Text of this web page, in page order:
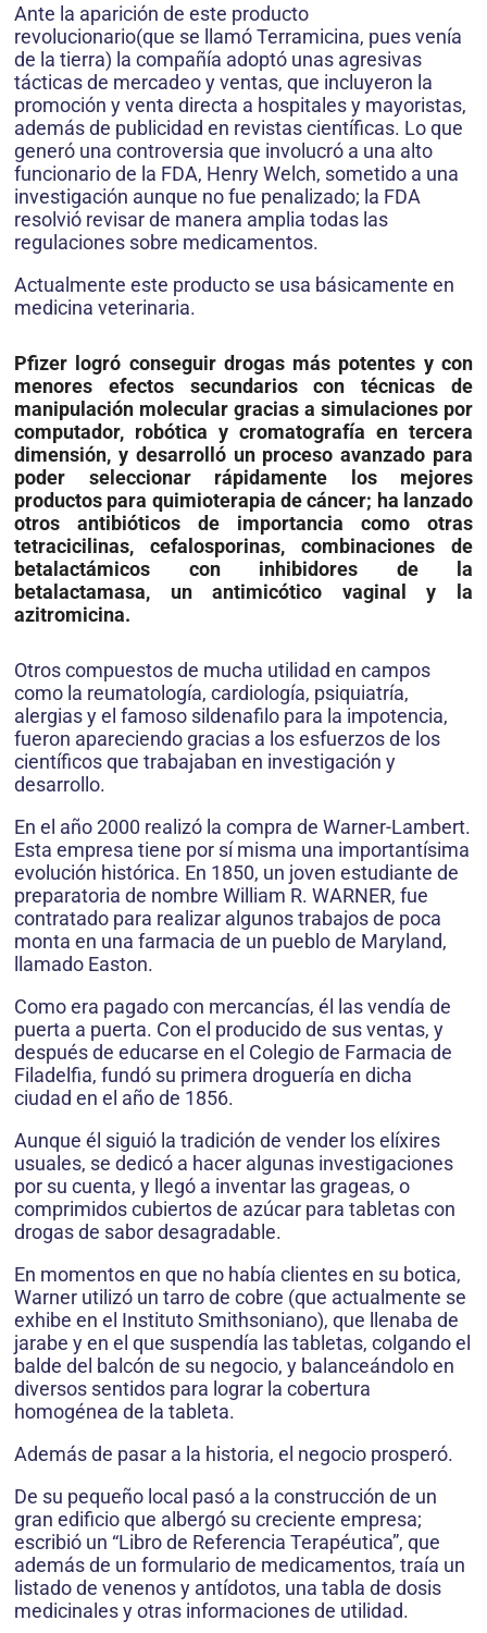
Ante la aparición de este producto
revolucionario(que se llamó Terramicina, pues venía
de la tierra) la compañía adoptó unas agresivas
tácticas de mercadeo y ventas, que incluyeron la
promoción y venta directa a hospitales y mayoristas,
además de publicidad en revistas científicas. Lo que
generó una controversia que involucró a una alto
funcionario de la FDA, Henry Welch, sometido a una
investigación aunque no fue penalizado; la FDA
resolvió revisar de manera amplia todas las
regulaciones sobre medicamentos.
Actualmente este producto se usa básicamente en
medicina veterinaria.
Pfizer logró conseguir drogas más potentes y con
menores efectos secundarios con técnicas de
manipulación molecular gracias a simulaciones por
computador, robótica y cromatografía en tercera
dimensión, y desarrolló un proceso avanzado para
poder seleccionar rápidamente los mejores
productos para quimioterapia de cáncer; ha lanzado
otros antibióticos de importancia como otras
tetracicilinas, cefalosporinas, combinaciones de
betalactámicos con inhibidores de la
betalactamasa, un antimicótico vaginal y la
azitromicina.
Otros compuestos de mucha utilidad en campos
como la reumatología, cardiología, psiquiatría,
alergias y el famoso sildenafilo para la impotencia,
fueron apareciendo gracias a los esfuerzos de los
científicos que trabajaban en investigación y
desarrollo.
En el año 2000 realizó la compra de Warner-Lambert.
Esta empresa tiene por sí misma una importantísima
evolución histórica. En 1850, un joven estudiante de
preparatoria de nombre William R. WARNER, fue
contratado para realizar algunos trabajos de poca
monta en una farmacia de un pueblo de Maryland,
llamado Easton.
Como era pagado con mercancías, él las vendía de
puerta a puerta. Con el producido de sus ventas, y
después de educarse en el Colegio de Farmacia de
Filadelfia, fundó su primera droguería en dicha
ciudad en el año de 1856.
Aunque él siguió la tradición de vender los elíxires
usuales, se dedicó a hacer algunas investigaciones
por su cuenta, y llegó a inventar las grageas, o
comprimidos cubiertos de azúcar para tabletas con
drogas de sabor desagradable.
En momentos en que no había clientes en su botica,
Warner utilizó un tarro de cobre (que actualmente se
exhibe en el Instituto Smithsoniano), que llenaba de
jarabe y en el que suspendía las tabletas, colgando el
balde del balcón de su negocio, y balanceándolo en
diversos sentidos para lograr la cobertura
homogénea de la tableta.
Además de pasar a la historia, el negocio prosperó.
De su pequeño local pasó a la construcción de un
gran edificio que albergó su creciente empresa;
escribió un “Libro de Referencia Terapéutica”, que
además de un formulario de medicamentos, traía un
listado de venenos y antídotos, una tabla de dosis
medicinales y otras informaciones de utilidad.